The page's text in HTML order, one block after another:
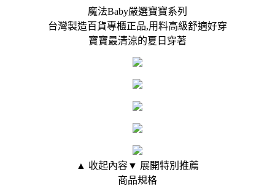
魔法Baby嚴選寶寶系列
台灣製造百貨專櫃正品,用料高級舒適好穿
寶寶最清涼的夏日穿著
▲ 收起內容▼ 展開特別推薦
商品規格